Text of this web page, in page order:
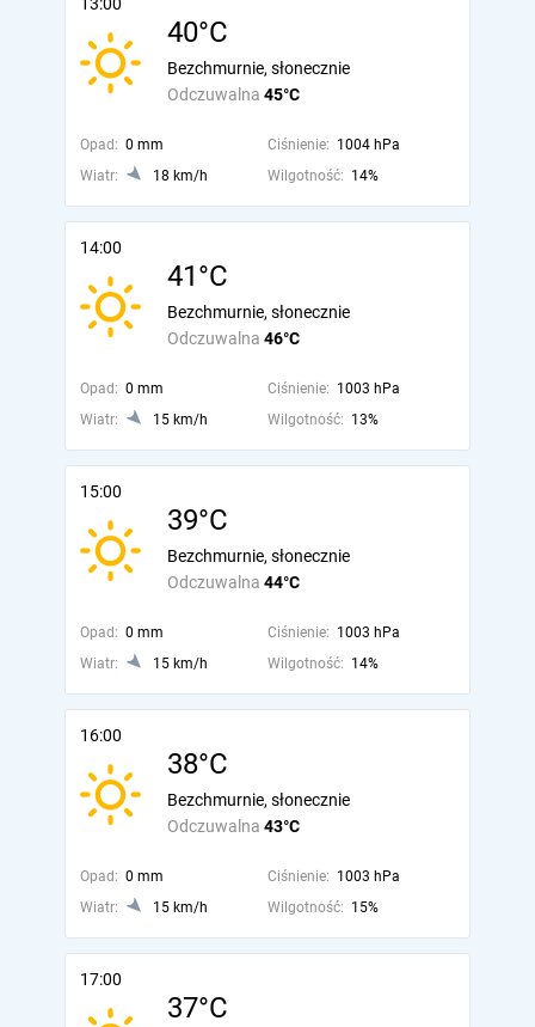
40°C
Odczuwalna 45°C
Bezchmurnie, słonecznie
Opad: 0 mm Ciśnienie: 1004 hPa
Wiatr:
18 km/h Wilgotność: 14%
14:00
41°C
Odczuwalna 46°C
Bezchmurnie, słonecznie
Opad: 0 mm Ciśnienie: 1003 hPa
Wiatr:
15 km/h Wilgotność: 13%
15:00
39°C
Odczuwalna 44°C
Bezchmurnie, słonecznie
Opad: 0 mm Ciśnienie: 1003 hPa
Wiatr:
15 km/h Wilgotność: 14%
16:00
38°C
Odczuwalna 43°C
Bezchmurnie, słonecznie
Opad: 0 mm Ciśnienie: 1003 hPa
Wiatr:
15 km/h Wilgotność: 15%
17:00
37°C